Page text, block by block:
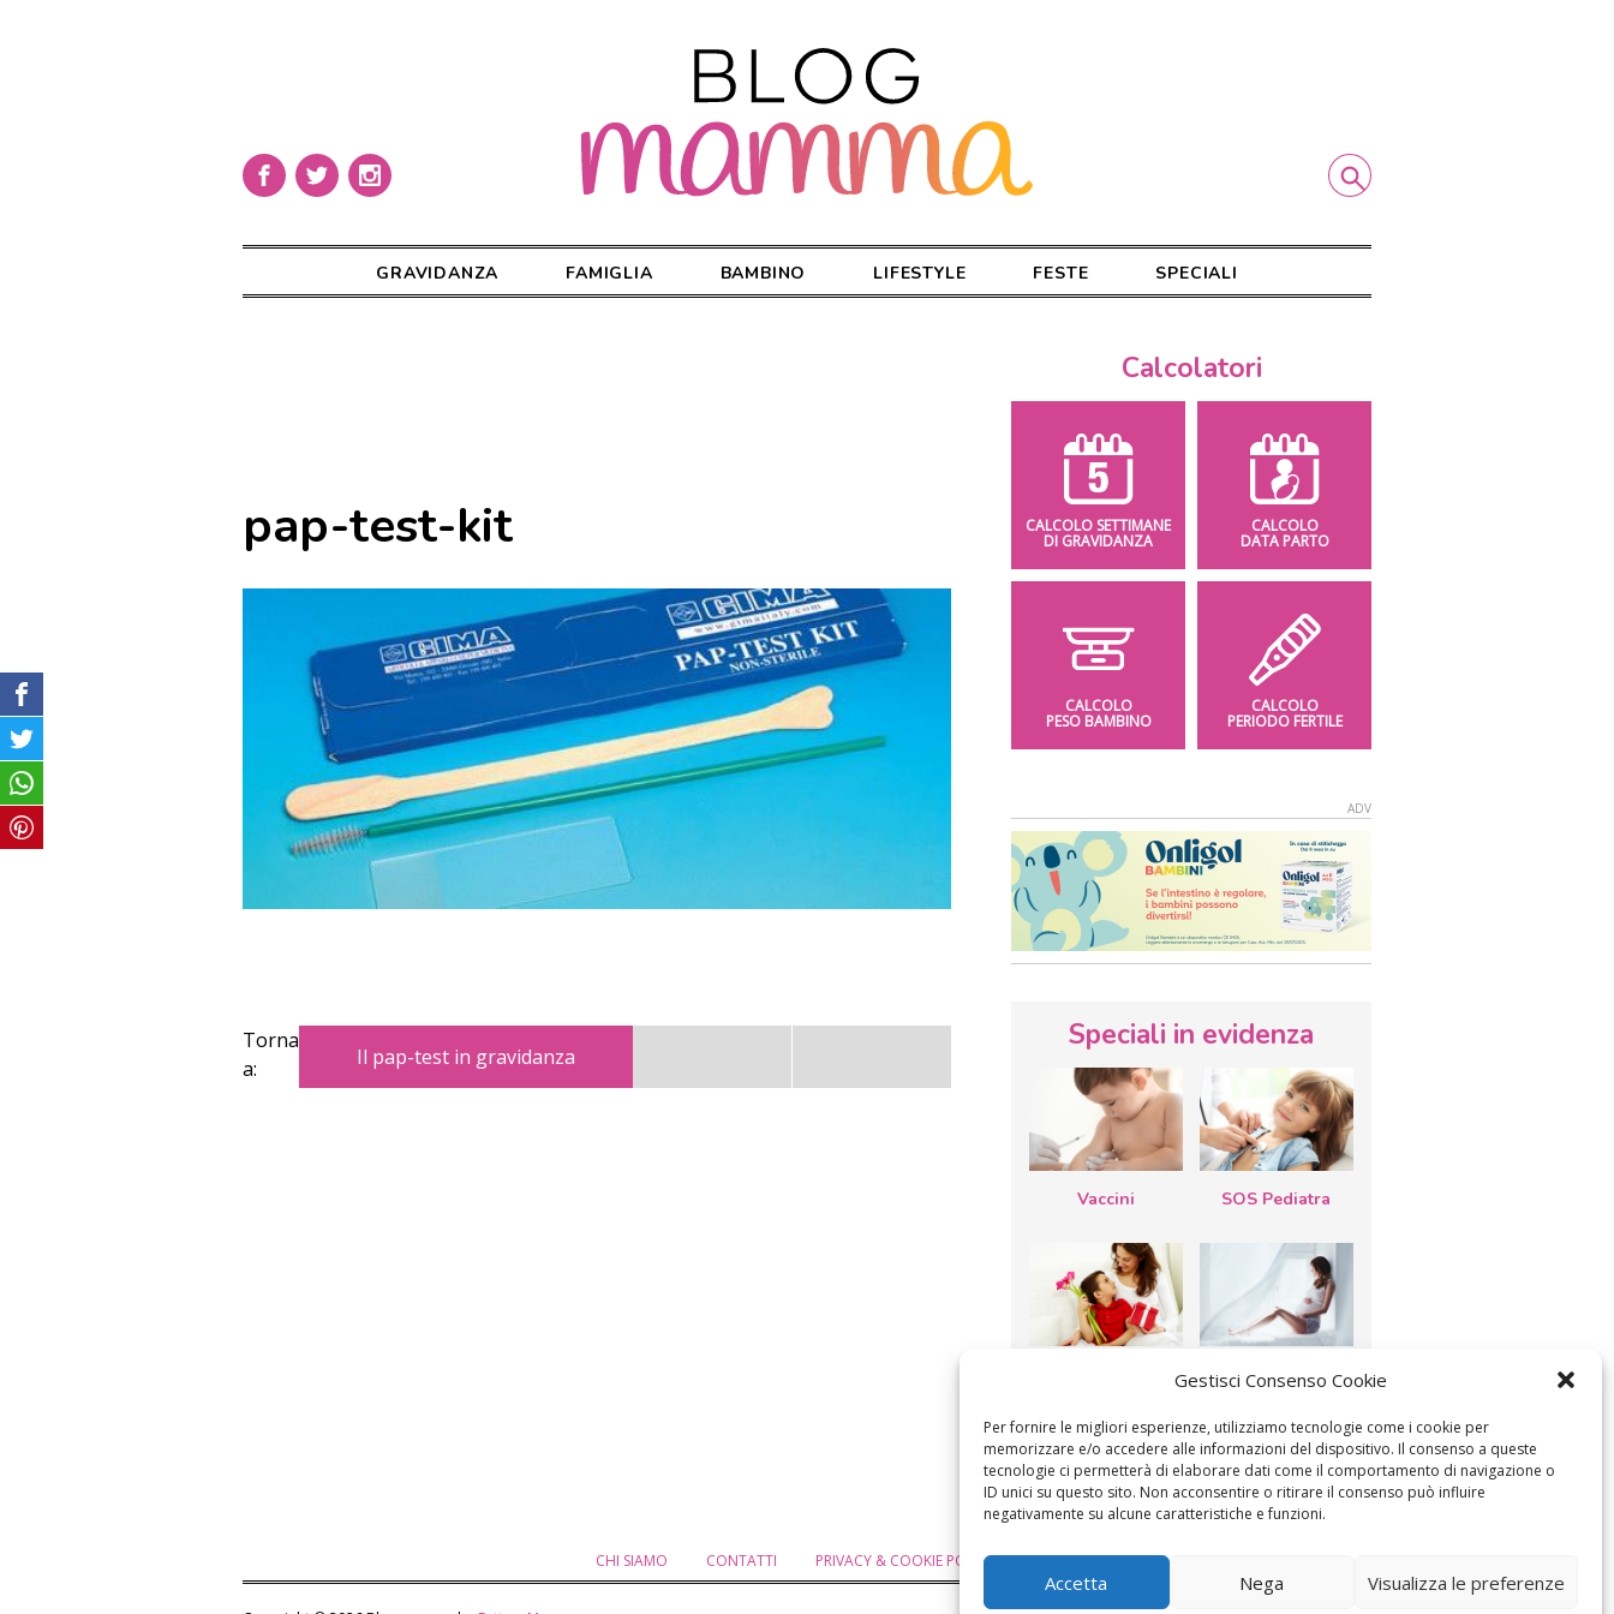
Gestisci Consenso Cookie
Per fornire le migliori esperienze, utilizziamo tecnologie come i cookie per
memorizzare e/o accedere alle informazioni del dispositivo. Il consenso a queste
tecnologie ci permetterà di elaborare dati come il comportamento di navigazione o
ID unici su questo sito. Non acconsentire o ritirare il consenso può influire
negativamente su alcune caratteristiche e funzioni.
Accetta Nega Visualizza le preferenze
GRAVIDANZA FAMIGLIA BAMBINO LIFESTYLE FESTE SPECIALI
pap-test-kit
Torna
a:
Il pap-test in gravidanza
Calcolatori
CALCOLO SETTIMANE
DI GRAVIDANZA
CALCOLO
DATA PARTO
CALCOLO
PESO BAMBINO
CALCOLO
PERIODO FERTILE
Speciali in evidenza
Vaccini SOS Pediatra
mamma: lavoretti,
filastrocche
Le settimane di
gravidanza
CHI SIAMO CONTATTI PRIVACY & COOKIE POLICY MODIFICA IL CONSENSO